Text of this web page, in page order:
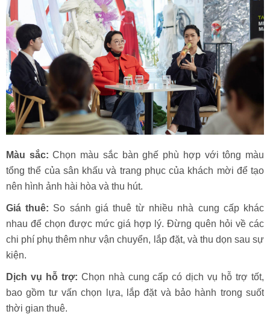
Màu sắc: Chọn màu sắc bàn ghế phù hợp với tông màu
tổng thể của sân khấu và trang phục của khách mời để tạo
nên hình ảnh hài hòa và thu hút.
Giá thuê: So sánh giá thuê từ nhiều nhà cung cấp khác
nhau để chọn được mức giá hợp lý. Đừng quên hỏi về các
chi phí phụ thêm như vận chuyển, lắp đặt, và thu dọn sau sự
kiện.
Dịch vụ hỗ trợ: Chọn nhà cung cấp có dịch vụ hỗ trợ tốt,
bao gồm tư vấn chọn lựa, lắp đặt và bảo hành trong suốt
thời gian thuê.